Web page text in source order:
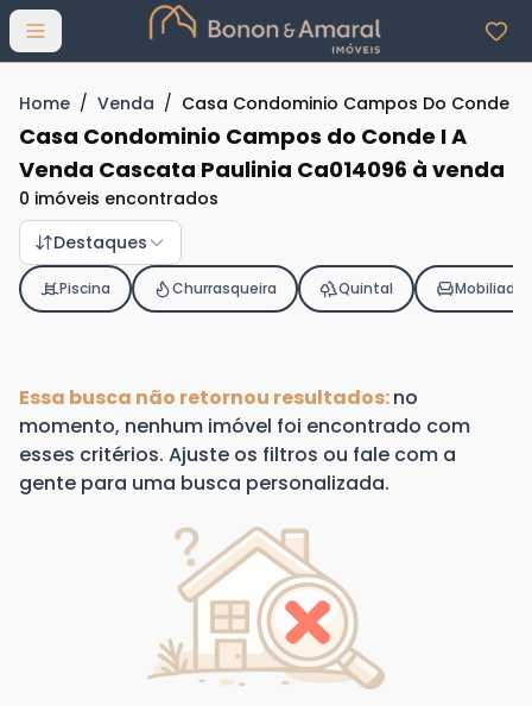
Abrir menu
Home / Venda / Casa Condominio Campos Do Conde I
Casa Condominio Campos do Conde I A
Venda Cascata Paulinia Ca014096 à venda
0 imóveis encontrados
Destaques
Piscina Churrasqueira Quintal Mobiliado
Essa busca não retornou resultados:no
momento, nenhum imóvel foi encontrado com
esses critérios. Ajuste os filtros ou fale com a
gente para uma busca personalizada.